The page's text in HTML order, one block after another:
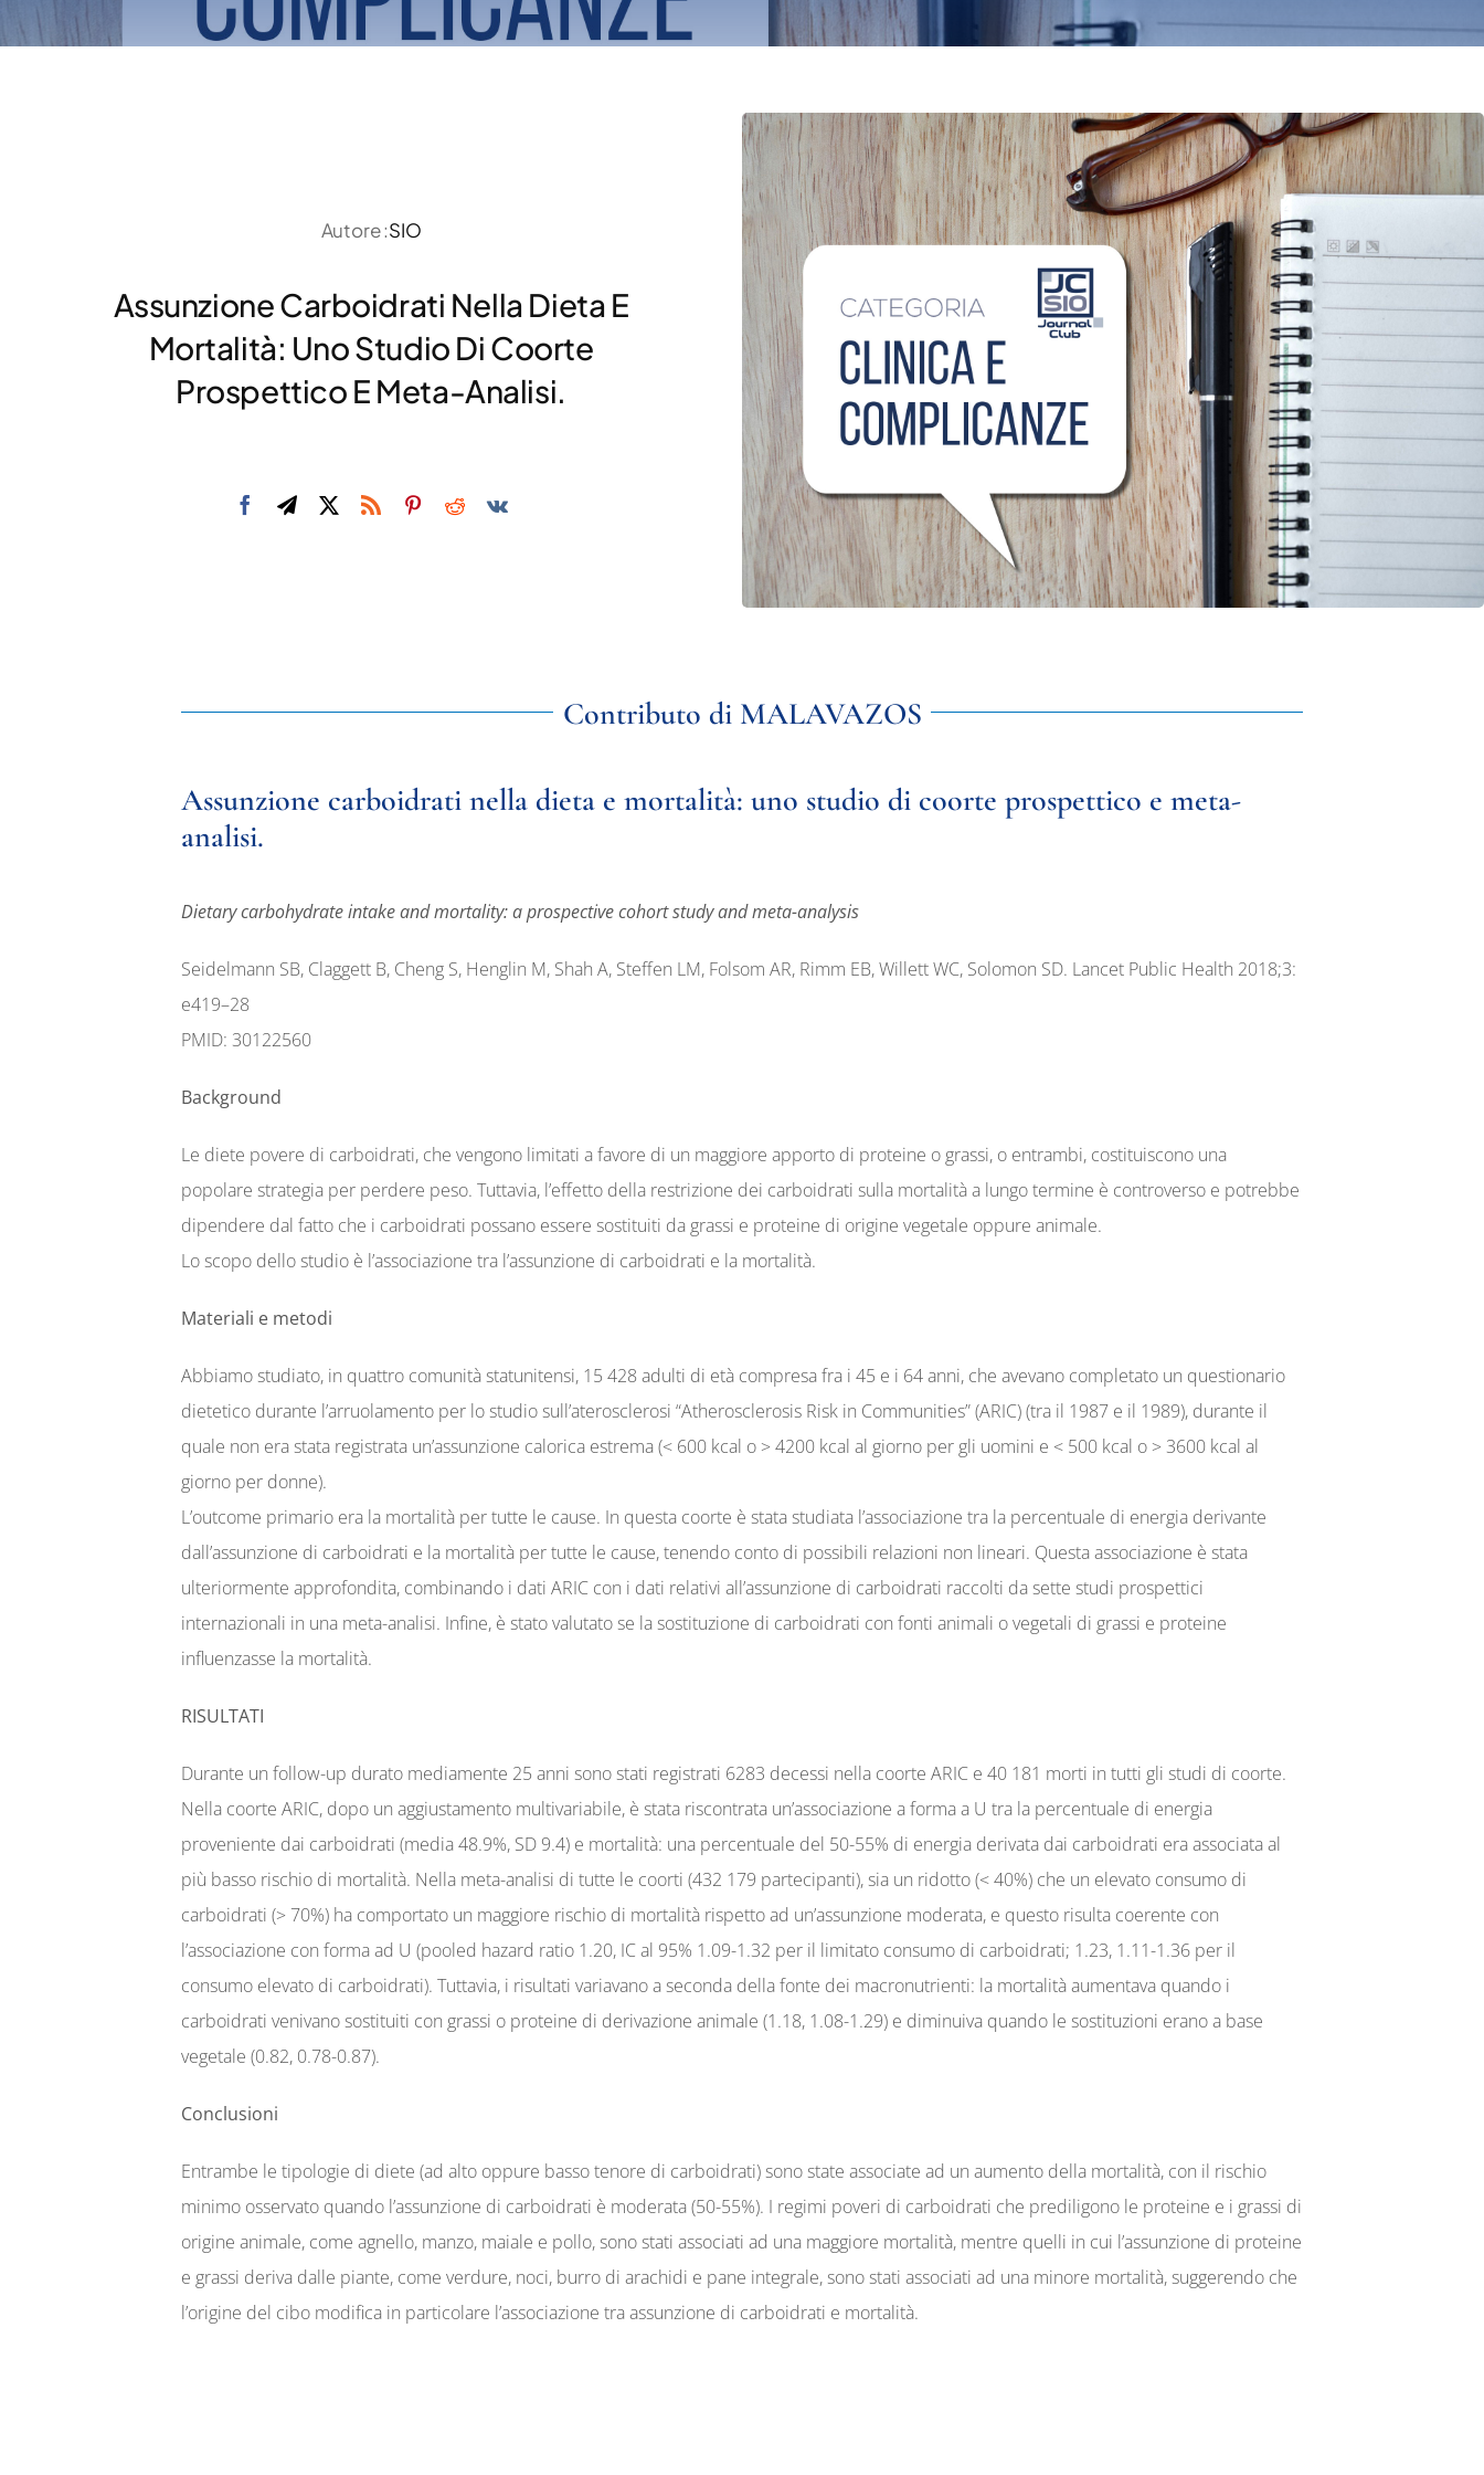
Autore :SIO
Assunzione Carboidrati Nella Dieta E
Mortalità: Uno Studio Di Coorte
Prospettico E Meta-Analisi.
Contributo di MALAVAZOS
Assunzione carboidrati nella dieta e mortalità: uno studio di coorte prospettico e meta-
analisi.
Dietary carbohydrate intake and mortality: a prospective cohort study and meta-analysis
Seidelmann SB, Claggett B, Cheng S, Henglin M, Shah A, Steffen LM, Folsom AR, Rimm EB, Willett WC, Solomon SD. Lancet Public Health 2018;3:
e419–28
PMID: 30122560
Background
Le diete povere di carboidrati, che vengono limitati a favore di un maggiore apporto di proteine o grassi, o entrambi, costituiscono una
popolare strategia per perdere peso. Tuttavia, l’effetto della restrizione dei carboidrati sulla mortalità a lungo termine è controverso e potrebbe
dipendere dal fatto che i carboidrati possano essere sostituiti da grassi e proteine ​​di origine vegetale oppure animale.
Lo scopo dello studio è l’associazione tra l’assunzione di carboidrati e la mortalità.
Materiali e metodi
Abbiamo studiato, in quattro comunità statunitensi, 15 428 adulti di età compresa fra i 45 e i 64 anni, che avevano completato un questionario
dietetico durante l’arruolamento per lo studio sull’aterosclerosi “Atherosclerosis Risk in Communities” (ARIC) (tra il 1987 e il 1989), durante il
quale non era stata registrata un’assunzione calorica estrema (< 600 kcal o > 4200 kcal al giorno per gli uomini e < 500 kcal o > 3600 kcal al
giorno per donne).
L’outcome primario era la mortalità per tutte le cause. In questa coorte è stata studiata l’associazione tra la percentuale di energia derivante
dall’assunzione di carboidrati e la mortalità per tutte le cause, tenendo conto di possibili relazioni non lineari. Questa associazione è stata
ulteriormente approfondita, combinando i dati ARIC con i dati relativi all’assunzione di carboidrati raccolti da sette studi prospettici
internazionali in una meta-analisi. Infine, è stato valutato se la sostituzione di carboidrati con fonti animali o vegetali di grassi e proteine
influenzasse la mortalità.
RISULTATI
Durante un follow-up durato mediamente 25 anni sono stati registrati 6283 decessi nella coorte ARIC e 40 181 morti in tutti gli studi di coorte.
Nella coorte ARIC, dopo un aggiustamento multivariabile, è stata riscontrata un’associazione a forma a U tra la percentuale di energia
proveniente dai carboidrati (media 48.9%, SD 9.4) e mortalità: una percentuale del 50-55% di energia derivata dai carboidrati era associata al
più basso rischio di mortalità. Nella meta-analisi di tutte le coorti (432 179 partecipanti), sia un ridotto (< 40%) che un elevato consumo di
carboidrati (> 70%) ha comportato un maggiore rischio di mortalità rispetto ad un’assunzione moderata, e questo risulta coerente con
l’associazione con forma ad U (pooled hazard ratio 1.20, IC al 95% 1.09-1.32 per il limitato consumo di carboidrati; 1.23, 1.11-1.36 per il
consumo elevato di carboidrati). Tuttavia, i risultati variavano a seconda della fonte dei macronutrienti: la mortalità aumentava quando i
carboidrati venivano sostituiti con grassi o proteine ​​di derivazione animale (1.18, 1.08-1.29) e diminuiva quando le sostituzioni erano a base
vegetale (0.82, 0.78-0.87).
Conclusioni
Entrambe le tipologie di diete (ad alto oppure basso tenore di carboidrati) sono state associate ad un aumento della mortalità, con il rischio
minimo osservato quando l’assunzione di carboidrati è moderata (50-55%). I regimi poveri di carboidrati che prediligono le proteine e i grassi di
origine animale, come agnello, manzo, maiale e pollo, sono stati associati ad una maggiore mortalità, mentre quelli in cui l’assunzione di proteine
​​e grassi deriva ​​dalle piante, come verdure, noci, burro di arachidi e pane integrale, sono stati associati ad una minore mortalità, suggerendo che
l’origine del cibo modifica in particolare l’associazione tra assunzione di carboidrati e mortalità.